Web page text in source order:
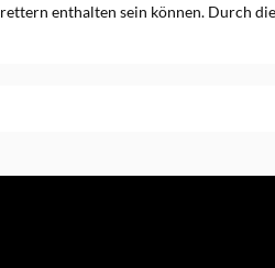
enthalten sein können. Durch